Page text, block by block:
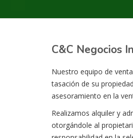
C&C Negocios
Nuestro equipo de
tasación de su
asesoramiento en la
Realizamos alquiler y
otorgándole al